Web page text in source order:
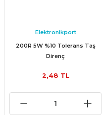
Elektronikport
200R 5W %10 Tolerans Taş
Direnç
2,48 TL